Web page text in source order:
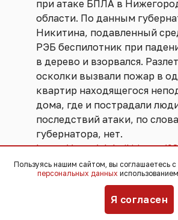
при атаке БПЛА в
области. По данным
Никитина, подавленный
РЭБ беспилотник при
в дерево и взорвался.
осколки вызвали пожар в
квартир находящегося
дома, где и пострадали
последствий атаки, по
губернатора, нет.
https://t.me/glebnikitin_nn/
Напомним, губернатор
области Михаил Евраев
регионом отразили самую
Пользуясь нашим сайтом, вы соглашаетесь с
персональных данных
Я согласен